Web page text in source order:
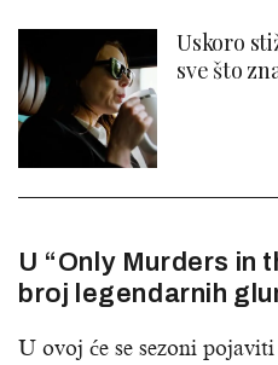
Uskoro
sve što
U “Only Murders in
broj legendarnih
U ovoj će se sezoni